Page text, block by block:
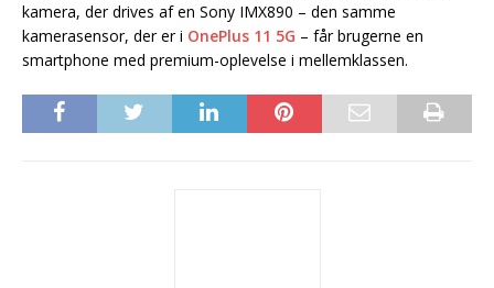
kamera, der drives af en Sony IMX890 – den samme
kamerasensor, der er i OnePlus 11 5G – får brugerne en
smartphone med premium-oplevelse i mellemklassen.